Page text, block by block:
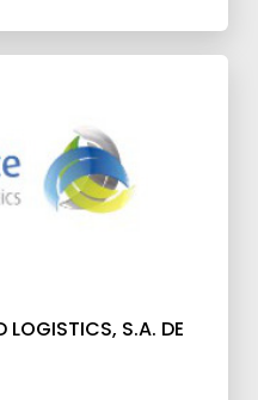
LOGISTICS, S.A. DE